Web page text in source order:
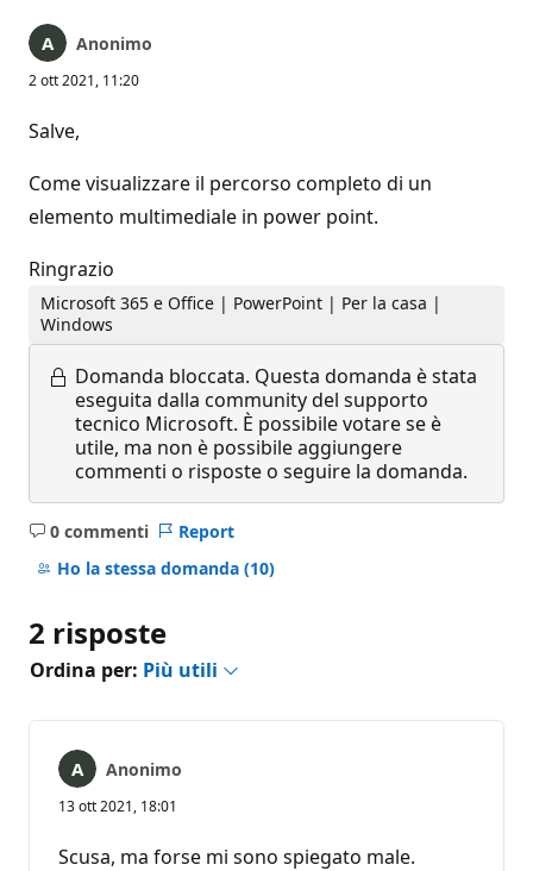
Anonimo
2 ott 2021, 11:20
Salve,
Come visualizzare il percorso completo di un
elemento multimediale in power point.
Ringrazio
Microsoft 365 e Office | PowerPoint | Per la casa |
Windows
Domanda bloccata. Questa domanda è stata
eseguita dalla community del supporto
tecnico Microsoft. È possibile votare se è
utile, ma non è possibile aggiungere
commenti o risposte o seguire la domanda.
0 commenti
Nessun
commento
Report
Ho la stessa domanda (10)
2 risposte
Ordina per: Più utili
Anonimo
13 ott 2021, 18:01
Scusa, ma forse mi sono spiegato male.